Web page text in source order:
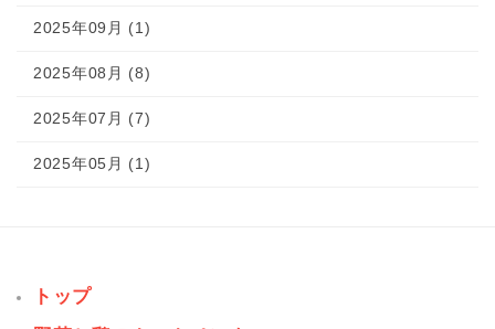
2025年09月 (1)
2025年08月 (8)
2025年07月 (7)
2025年05月 (1)
トップ